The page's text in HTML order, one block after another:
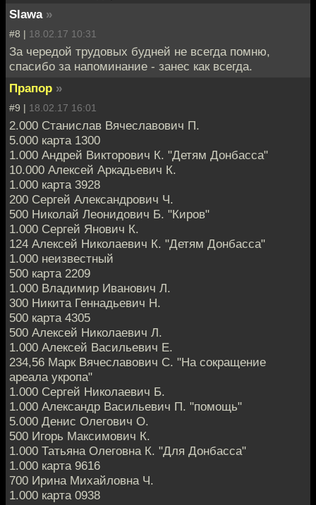
Slawa »
#8 | 18.02.17 10:31
За чередой трудовых будней не всегда помню,
спасибо за напоминание - занес как всегда.
Прапор »
#9 | 18.02.17 16:01
2.000 Станислав Вячеславович П.
5.000 карта 1300
1.000 Андрей Викторович К. "Детям Донбасса"
10.000 Алексей Аркадьевич К.
1.000 карта 3928
200 Сергей Александрович Ч.
500 Николай Леонидович Б. "Киров"
1.000 Сергей Янович К.
124 Алексей Николаевич К. "Детям Донбасса"
1.000 неизвестный
500 карта 2209
1.000 Владимир Иванович Л.
300 Никита Геннадьевич Н.
500 карта 4305
500 Алексей Николаевич Л.
1.000 Алексей Васильевич Е.
234,56 Марк Вячеславович С. "На сокращение
ареала укропа"
1.000 Сергей Николаевич Б.
1.000 Александр Васильевич П. "помощь"
5.000 Денис Олегович О.
500 Игорь Максимович К.
1.000 Татьяна Олеговна К. "Для Донбасса"
1.000 карта 9616
700 Ирина Михайловна Ч.
1.000 карта 0938